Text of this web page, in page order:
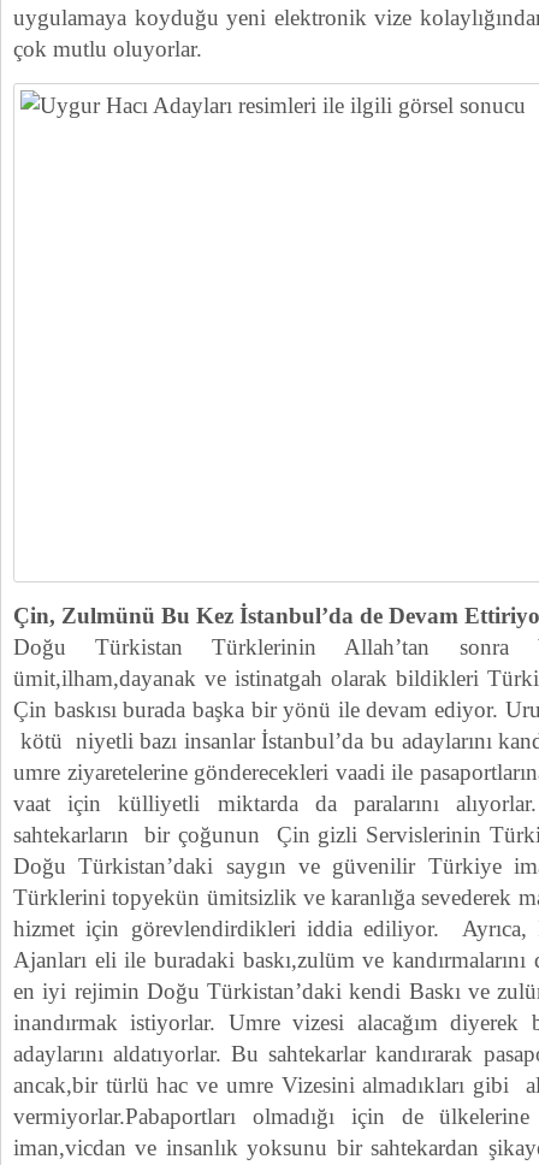
uygulamaya koyduğu yeni elektronik vize
çok mutlu oluyorlar.
Çin, Zulmünü Bu Kez İstanbul’da de Devam
Doğu Türkistan Türklerinin Allah’tan sonra
ümit,ilham,dayanak ve istinatgah olarak bildikleri
Çin baskısı burada başka bir yönü ile devam ediyor.
kötü niyetli bazı insanlar İstanbul’da bu adaylarını
umre ziyaretelerine gönderecekleri vaadi ile
vaat için külliyetli miktarda da paralarını
sahtekarların bir çoğunun Çin gizli Servislerinin
Doğu Türkistan’daki saygın ve güvenilir Türkiye
Türklerini topyekün ümitsizlik ve karanlığa sevederek
hizmet için görevlendirdikleri iddia ediliyor. Ayrıca,
Ajanları eli ile buradaki baskı,zulüm ve
en iyi rejimin Doğu Türkistan’daki kendi Baskı ve
inandırmak istiyorlar. Umre vizesi alacağım diyerek
adaylarını aldatıyorlar. Bu sahtekarlar kandırarak
ancak,bir türlü hac ve umre Vizesini almadıkları gibi
vermiyorlar.Pabaportları olmadığı için de
iman,vicdan ve insanlık yoksunu bir sahtekardan